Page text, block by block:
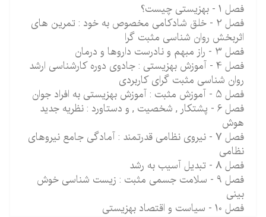
فصل 1 - بهزیستی چیست؟
فصل 2 - خلق شادکامی مخصوص به خود : تمرین های
اثربخش روان شناسی مثبت گرا
فصل 3 - راز مبهم و نادرست داروها و درمان
فصل 4 - آموزش بهزیستی : جادوی دوره کارشناسی ارشد
روان شناسی مثبت گرای کاربردی
فصل 5 - آموزش مثبت : آموزش بهزیستی به افراد جوان
فصل 6 - پشتکار , شخصیت , و دستاورد : نظریه جدید
هوش
فصل 7 - نیروی نظامی قدرتمند : آمادگی جامع نیروهای
نظامی
فصل 8 - تبدیل آسیب به رشد
فصل 9 - سلامت جسمی مثبت : زیست شناسی خوش
بینی
فصل 10 - سیاست و اقتصاد بهزیستی